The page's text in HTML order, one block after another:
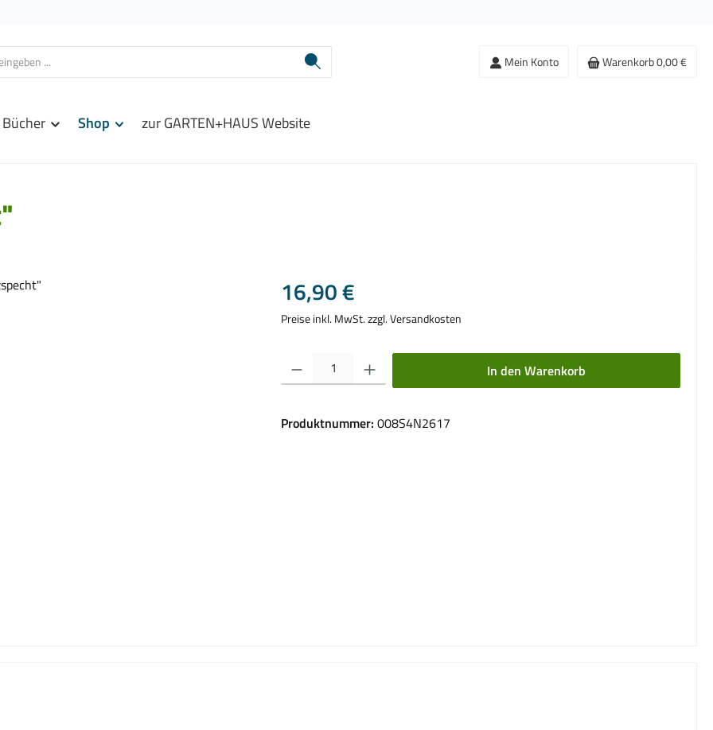
Mein Konto Warenkorb0,00 €
Bücher Shop zur GARTEN+HAUS Website
Regulärer Preis:
16,90 €
Preise inkl. MwSt. zzgl. Versandkosten
Produkt Anzahl: Gib den gewünschten Wert ein oder benutze die Schaltflächen um die
In den Warenkorb
Produktnummer: 008S4N2617